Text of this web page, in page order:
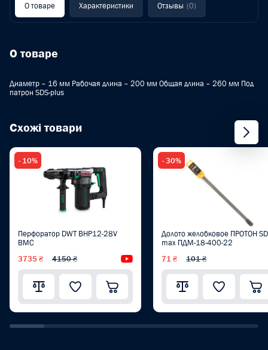
О товаре Характеристики Отзывы (0)
О товаре
Диаметр – 16 мм Рабочая длина – 200 мм Общая длина – 260 мм Под
патрон SDS-plus
Схожі товари
- 10%
Перфоратор DWT BHP12-28V
BMC
3735 ₴ 4150 ₴ Видеообзор
- 30%
Долото желобковое ПРОТОН
max ПДМ-18-400-22
71 ₴ 101 ₴